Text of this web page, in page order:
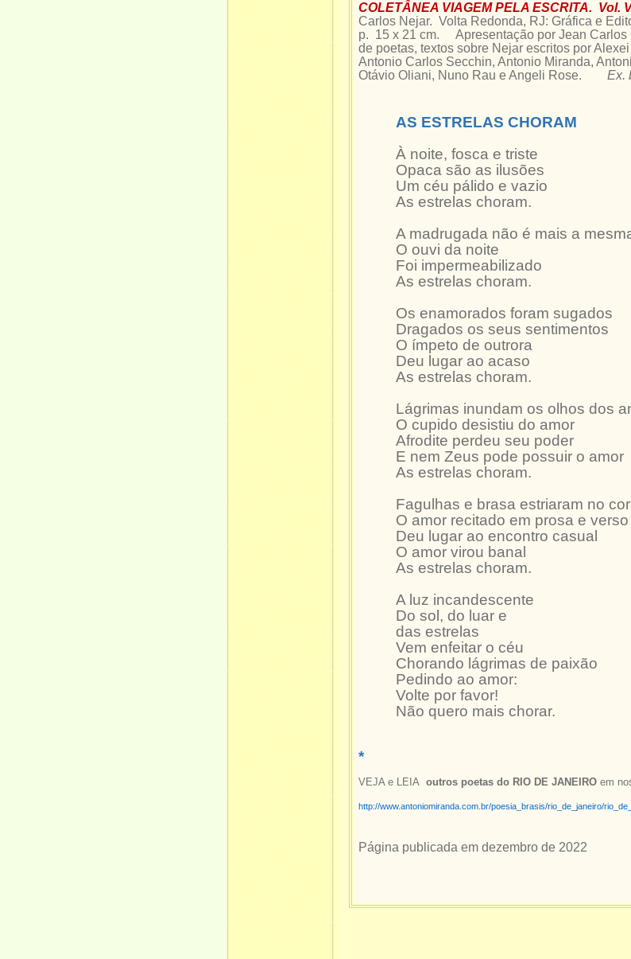
COLETÂNEA VIAGEM PELA ESCRITA. Vol.
Carlos Nejar. Volta Redonda, RJ: Gráfica e
p. 15 x 21 cm. Apresentação por Jean Carlos
de poetas, textos sobre Nejar escritos por
Antonio Carlos Secchin, Antonio Miranda,
Otávio Oliani, Nuno Rau e Angeli Rose. Ex.
AS ESTRELAS CHORAM
À noite, fosca e triste
Opaca são as ilusões
Um céu pálido e vazio
As estrelas choram.
A madrugada não é mais a
O ouvi da noite
Foi impermeabilizado
As estrelas choram.
Os enamorados foram sugados
Dragados os seus sentimentos
O ímpeto de outrora
Deu lugar ao acaso
As estrelas choram.
Lágrimas inundam os olhos dos
O cupido desistiu do amor
Afrodite perdeu seu poder
E nem Zeus pode possuir o amor
As estrelas choram.
Fagulhas e brasa estriaram no
O amor recitado em prosa e verso
Deu lugar ao encontro casual
O amor virou banal
As estrelas choram.
A luz incandescente
Do sol, do luar e
das estrelas
Vem enfeitar o céu
Chorando lágrimas de paixão
Pedindo ao amor:
Volte por favor!
Não quero mais chorar.
*
VEJA e LEIA outros poetas do RIO DE JANEIRO em
http://www.antoniomiranda.com.br/poesia_brasis/rio_de_janeiro/
Página publicada em dezembro de 2022